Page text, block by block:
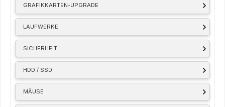
GRAFIKKARTEN-UPGRADE
LAUFWERKE
SICHERHEIT
HDD / SSD
MÄUSE